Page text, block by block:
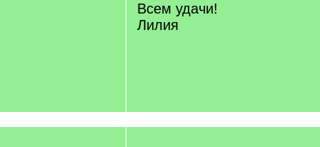
Всем удачи!
Лилия